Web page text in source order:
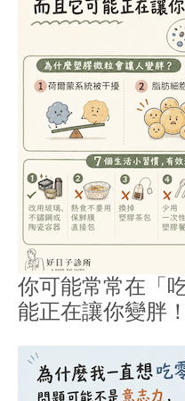
你可能常常在「
能正在讓你變胖